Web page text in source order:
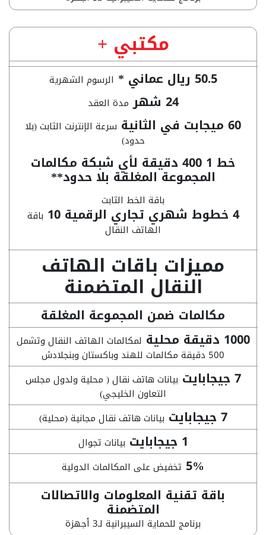
مكتبي +
50.5 ريال عماني * الرسوم الشهرية
24 شهر مدة العقد
60 ميجابت في الثانية
سرعة الإنترنت الثابت (بلا
حدود)
خط 1 400 دقيقة لأي شبكة مكالمات
المجموعة المغلقة بلا حدود**
باقة الخط الثابت
4 خطوط شهري تجاري الرقمية 10
باقة
الهاتف النقال
مميزات باقات الهاتف
النقال المتضمنة
مكالمات ضمن المجموعة المغلقة
1000 دقيقة محلية
لمكالمات الهاتف النقال وتشمل
500 دقيقة مكالمات للهند وباكستان وبنجلادش
7 جيجابايت
بيانات هاتف نقال ( محلية ولدول مجلس
التعاون الخليجي)
7 جيجابايت بيانات هاتف نقال مجانية (محلية)
1 جيجابايت بيانات تجوال
5% تخفيض على المكالمات الدولية
باقة تقنية المعلومات والاتصالات
المتضمنة
برنامج للحماية السيبرانية لـ3 أجهزة